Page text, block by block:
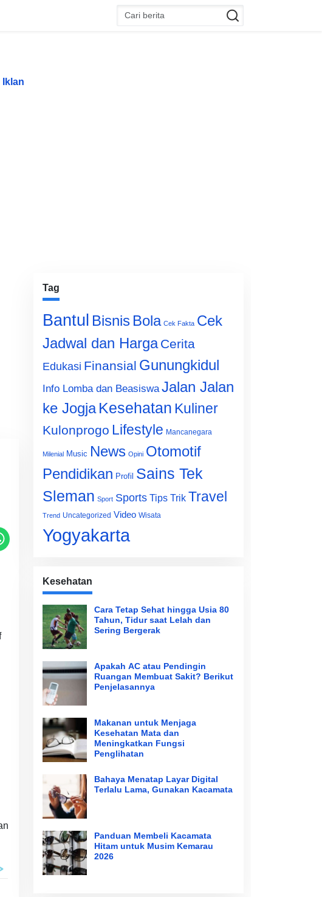
Iklan
Tag
Bantul Bisnis Bola Cek Fakta Cek
Jadwal dan Harga Cerita
Edukasi Finansial Gunungkidul
Info Lomba dan Beasiswa Jalan Jalan
ke Jogja Kesehatan Kuliner
Kulonprogo Lifestyle Mancanegara
Milenial Music News Opini Otomotif
Pendidikan Profil Sains Tek
Sleman Sport Sports Tips Trik Travel
Trend Uncategorized Video Wisata
Yogyakarta
Kesehatan
Cara Tetap Sehat hingga Usia 80
Tahun, Tidur saat Lelah dan
Sering Bergerak
Apakah AC atau Pendingin
Ruangan Membuat Sakit? Berikut
Penjelasannya
Makanan untuk Menjaga
Kesehatan Mata dan
Meningkatkan Fungsi
Penglihatan
Bahaya Menatap Layar Digital
Terlalu Lama, Gunakan Kacamata
Panduan Membeli Kacamata
Hitam untuk Musim Kemarau
2026